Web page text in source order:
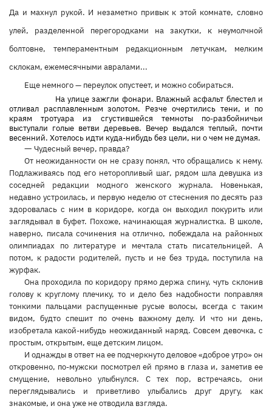
Да и махнул рукой. И незаметно привык к этой комнате, словно
улей, разделенной перегородками на закутки, к неумолчной
болтовне, темпераментным редакционным летучкам, мелким
склокам, ежемесячными авралами...
Еще немного — переулок опустеет, и можно собираться.
На улице зажгли фонари. Влажный асфальт блестел и
отливал расплавленным золотом. Резче очертились тени, и по
краям тротуара из сгустившейся темноты по-разбойничьи
выступали голые ветви деревьев. Вечер выдался теплый, почти
весенний. Хотелось идти куда-нибудь без цели, ни о чем не думая.
— Чудесный вечер, правда?
От неожиданности он не сразу понял, что обращались к нему.
Подлаживаясь под его неторопливый шаг, рядом шла девушка из
соседней редакции модного женского журнала. Новенькая,
недавно устроилась, и первую неделю от стеснения по десять раз
здоровалась с ним в коридоре, когда он выходил покурить или
заглядывал в буфет. Похоже, начинающая журналистка. В школе,
наверно, писала сочинения на отлично, побеждала на районных
олимпиадах по литературе и мечтала стать писательницей. А
потом, к радости родителей, пусть и не без труда, поступила на
журфак.
Она проходила по коридору прямо держа спину, чуть склонив
голову к круглому плечику, то и дело без надобности поправляя
тонкими пальцами распущенные русые волосы, всегда с таким
видом, будто спешит по очень важному делу. И что ни день,
изобретала какой-нибудь неожиданный наряд. Совсем девочка, с
простым, открытым, еще детским лицом.
И однажды в ответ на ее подчеркнуто деловое «доброе утро» он
откровенно, по-мужски посмотрел ей прямо в глаза и, заметив ее
смущение, невольно улыбнулся. С тех пор, встречаясь, они
переглядывались и приветливо улыбались друг другу, как
знакомые, и она уже не отводила взгляда.